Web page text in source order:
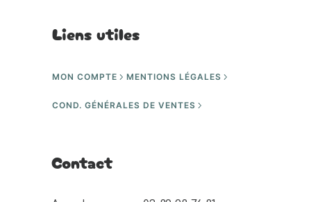
Liens utiles
MON COMPTE MENTIONS LÉGALES
COND. GÉNÉRALES DE VENTES
Contact